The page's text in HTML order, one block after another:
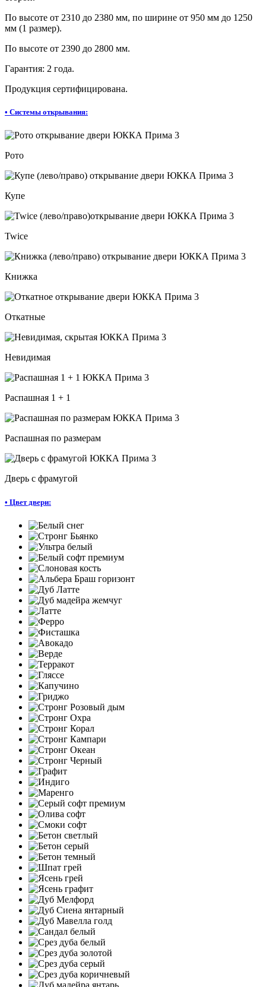
По высоте от 2310 до 2380 мм, по ширине от 950 мм до 1250
мм (1 размер).
По высоте от 2390 до 2800 мм.
Гарантия: 2 года.
Продукция сертифицирована.
• Системы открывания:
Рото
Купе
Twice
Книжка
Откатные
Невидимая
Распашная 1 + 1
Распашная по размерам
Дверь с фрамугой
• Цвет двери: